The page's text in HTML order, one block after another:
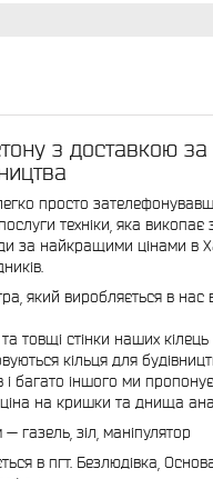
з доставкою
просто
техніки, яка викопає
за найкращими цінами в
який виробляється в нас
товщі стінки наших кілець
кільця для
і багато іншого ми
ціна на кришки та днища
газель, зіл, маніпулятор
в пгт. Безлюдівка,